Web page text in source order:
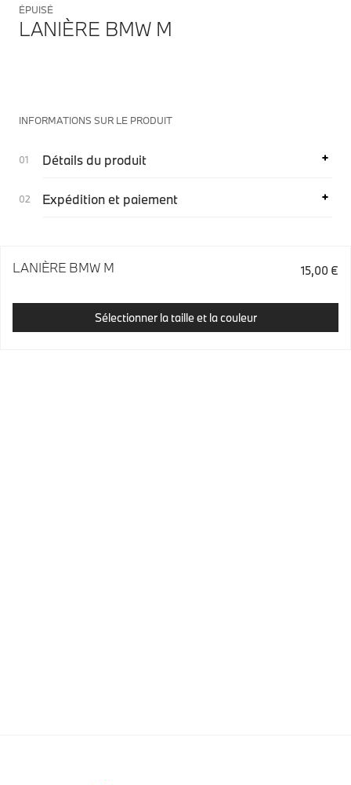
ÉPUISÉ
LANIÈRE BMW M
INFORMATIONS SUR LE PRODUIT
Détails du produit
Expédition et paiement
LANIÈRE BMW M 15,00 €
Sélectionner la taille et la couleur